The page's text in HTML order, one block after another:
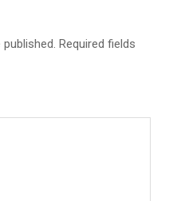
Required fields